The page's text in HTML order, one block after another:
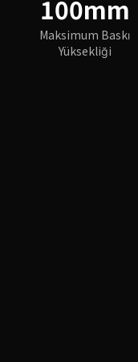
100mm
Maksimum Baskı
Yüksekliği